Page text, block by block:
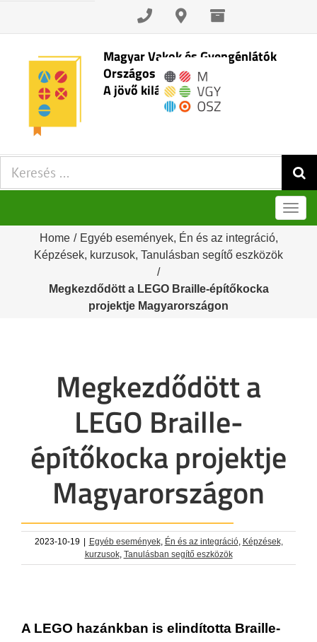
Skip
content
Magyar Vakok és Gyengénlátók
Országos Szövetsége
A jövő kilátásai
Keresés:
Home / Egyéb események, Én és az integráció,
Képzések, kurzusok, Tanulásban segítő eszközök
/
Megkezdődött a LEGO Braille-építőkocka
projektje Magyarországon
Megkezdődött a
LEGO Braille-
építőkocka projektje
Magyarországon
2023-10-19 | Egyéb események, Én és az integráció, Képzések,
kurzusok, Tanulásban segítő eszközök
A LEGO hazánkban is elindította Braille-